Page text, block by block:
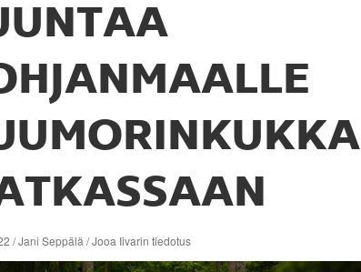
/ Jani Seppälä / Jooa Iivarin tiedotus